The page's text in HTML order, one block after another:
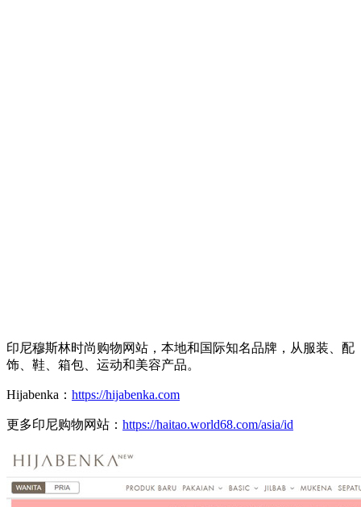
印尼穆斯林时尚购物网站，本地和国际知名品牌，从服装、配
饰、鞋、箱包、运动和美容产品。
Hijabenka： https://hijabenka.com
更多印尼购物网站： https://haitao.world68.com/asia/id